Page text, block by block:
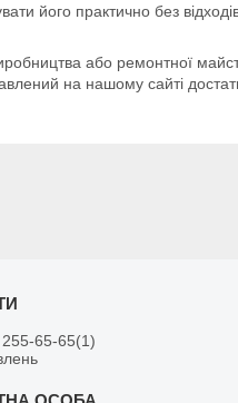
його практично без
або ремонтної
на нашому сайті
65-65 1